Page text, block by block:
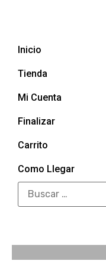
Inicio
Tienda
Mi Cuenta
Finalizar
Carrito
Como Llegar